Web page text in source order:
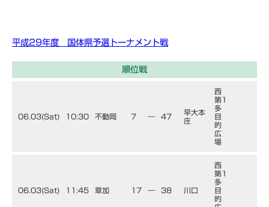
平成29年度 国体県予選トーナメント戦
順位戦
06.03(Sat) 10:30 不動岡 7 ― 47
早大本
庄
西
第1
多
目
的
広
場
06.03(Sat) 11:45 草加 17 ― 38 川口
西
第1
多
目
的